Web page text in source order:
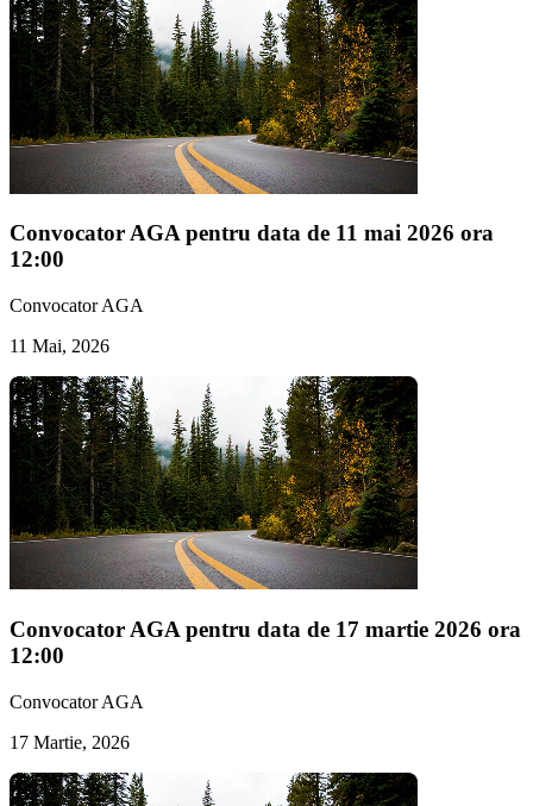
Convocator AGA pentru data de 11 mai 2026 ora
12:00
Convocator AGA
11 Mai, 2026
Convocator AGA pentru data de 17 martie 2026 ora
12:00
Convocator AGA
17 Martie, 2026